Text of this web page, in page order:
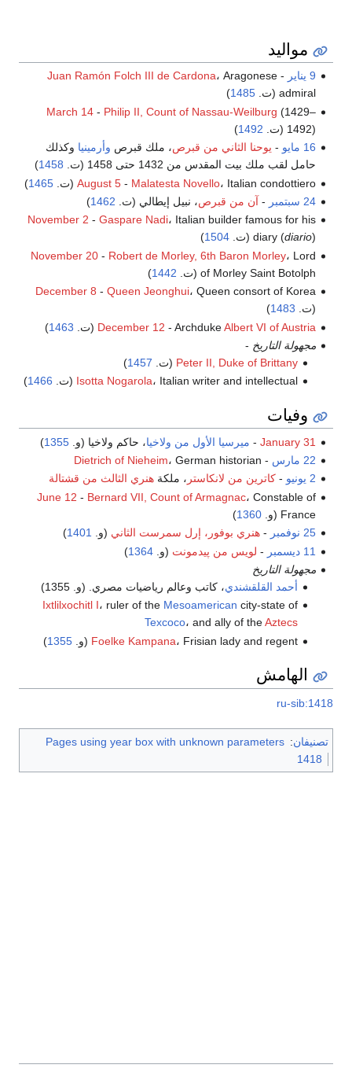
مواليد
9 يناير -
Juan Ramón Folch III de Cardona، Aragonese
admiral (ت.
1485
)
March 14- Philip II, Count of Nassau-Weilburg (1429–
1492) (ت.
1492
)
16 مايو
- يوحنا الثاني من قبرص، ملك قبرص وأرمينيا وكذلك
حامل لقب ملك بيت المقدس من 1432 حتى 1458 (ت.
1458
)
August 5- Malatesta Novello، Italian condottiero (ت. 1465
)
24 سبتمبر
- آن من قبرص، نبيل إيطالي (ت. 1462
)
November 2 - Gaspare Nadi، Italian builder famous for his
diary (diario) (ت. 1504
)
November 20- Robert de Morley, 6th Baron Morley، Lord
of Morley Saint Botolph (ت.
1442
)
December 8 - Queen Jeonghui، Queen consort of Korea
(ت. 1483
)
December 12 - ArchdukeAlbert VI of Austria (ت. 1463
)
مجهولة التاريخ -
Peter II, Duke of Brittany (ت. 1457
)
Isotta Nogarola، Italian writer and intellectual (ت. 1466
)
وفيات
January 31
- ميرسيا الأول من ولاخيا، حاكم ولاخيا (و.1355
)
22 مارس
-
Dietrich of Nieheim، German historian
2 يونيو
-كاترين من لانكاستر ، ملكةهنري الثالث من قشتالة
June 12 - Bernard VII, Count of Armagnac، Constable of
France (و.
1360
)
25 نوفمبر
-هنري بوفور، إرل سمرست الثاني (و. 1401
)
11 ديسمبر
- لويس من پيدمونت (و.1364
)
مجهولة التاريخ
أحمد القلقشندي، كاتب وعالم رياضيات مصري. (و. 1355)
Ixtlilxochitl I، ruler of the Mesoamerican city-state of
Texcoco، and ally of theAztecs
Foelke Kampana، Frisian lady and regent (و. 1355
)
الهامش
ru-sib:1418
تصنيفان:
Pages using year box with unknown parameters
1418